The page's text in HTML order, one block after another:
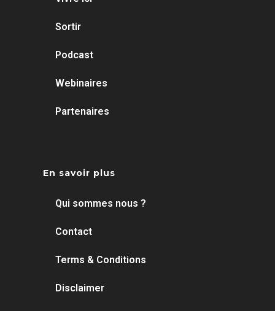
Sortir
Podcast
Webinaires
Partenaires
En savoir plus
Qui sommes nous ?
Contact
Terms & Conditions
Disclaimer